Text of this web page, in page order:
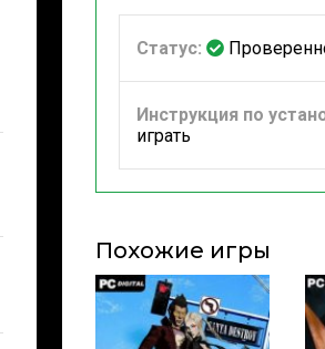
Статус:
Инструкция по
играть
Похожие игры